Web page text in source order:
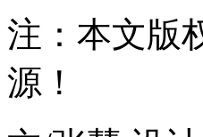
注：本文版
源！